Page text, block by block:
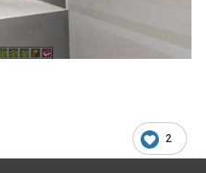
2